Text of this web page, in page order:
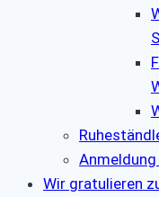
Wir gratulieren